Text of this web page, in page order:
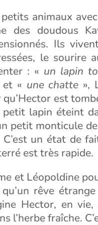
animaux
des doudous
Ils
le sourire
: « un lapin
« une chatte »,
est
lapin éteint
petit monticule
C’est un état de
est très rapide.
et Léopoldine
qu’un rêve
Hector, en
l’herbe fraîche.